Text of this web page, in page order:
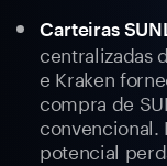
Carteiras
centralizadas
e Kraken
compra de
convencional.
potencial